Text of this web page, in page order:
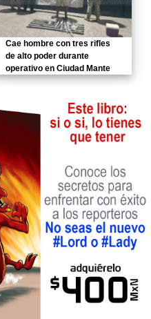
Cae hombre con tres rifles
de alto poder durante
operativo en Ciudad Mante